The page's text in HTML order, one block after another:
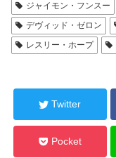
ジャイモン・フンスー
デヴィッド・ゼロン
レスリー・ホープ
Twitter
Pocket